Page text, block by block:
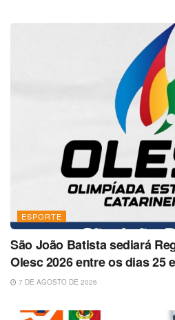
ESPORTE
São João Batista sediará
Olesc 2026 entre os dias 25
7 DE AGOSTO DE 2026